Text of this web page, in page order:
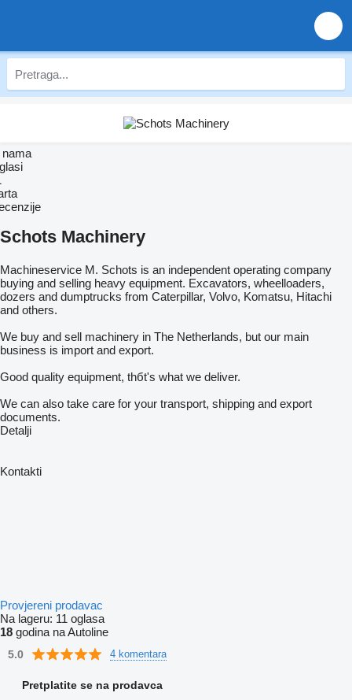
Schots Machinery
Machineservice M. Schots is an independent operating company
buying and selling heavy equipment. Excavators, wheelloaders,
dozers and dumptrucks from Caterpillar, Volvo, Komatsu, Hitachi
and others.
We buy and sell machinery in The Netherlands, but our main
business is import and export.
Good quality equipment, thбt's what we deliver.
We can also take care for your transport, shipping and export
documents.
Detalji
Kontakti
Provjereni prodavac
Na lageru: 11 oglasa
18 godina na Autoline
5.0 4 komentara
Pretplatite se na prodavca